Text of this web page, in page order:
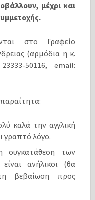
μέχρι και
.
στο Γραφείο
(αρμόδια η κ.
50116, email:
καλά την αγγλική
γραπτό λόγο.
συγκατάθεση των
ανήλικοι (θα
βεβαίωση προς